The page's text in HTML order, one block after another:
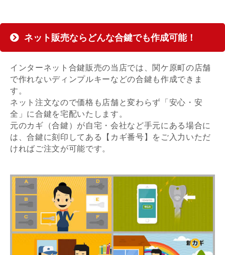
ネット販売ならどんな合鍵でも作成可能！
インターネット合鍵販売の当店では、関ケ原町の店舗
で作れないディンプルキーなどの合鍵も作成できま
す。
ネット注文なので価格も店舗と変わらず「安心・安
全」に合鍵を宅配いたします。
元のカギ（合鍵）が自宅・会社など手元にある場合に
は、合鍵に刻印してある【カギ番号】をご入力いただ
ければご注文が可能です。